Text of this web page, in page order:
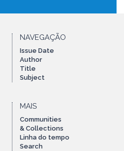
NAVEGAÇÃO
Issue Date
Author
Title
Subject
MAIS
Communities
& Collections
Linha do tempo
Search